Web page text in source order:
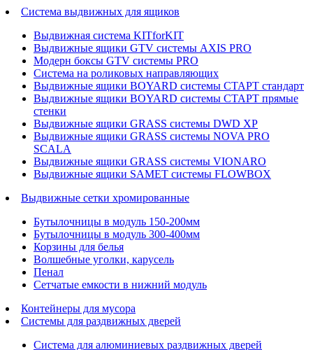
Система выдвижных для ящиков
Выдвижная система KITforKIT
Выдвижные ящики GTV системы AXIS PRO
Модерн боксы GTV системы PRO
Система на роликовых направляющих
Выдвижные ящики BOYARD системы СТАРТ стандарт
Выдвижные ящики BOYARD системы СТАРТ прямые
стенки
Выдвижные ящики GRASS системы DWD XP
Выдвижные ящики GRASS системы NOVA PRO
SCALA
Выдвижные ящики GRASS системы VIONARO
Выдвижные ящики SAMET системы FLOWBOX
Выдвижные сетки хромированные
Бутылочницы в модуль 150-200мм
Бутылочницы в модуль 300-400мм
Корзины для белья
Волшебные уголки, карусель
Пенал
Cетчатые емкости в нижний модуль
Контейнеры для мусора
Системы для раздвижных дверей
Система для алюминиевых раздвижных дверей